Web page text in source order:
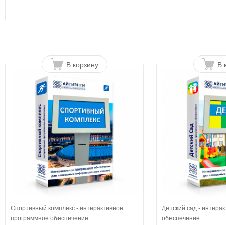
В корзину
Спортивный комплекс - интерактивное
программное обеспечение
В
Детский сад -
обеспечение